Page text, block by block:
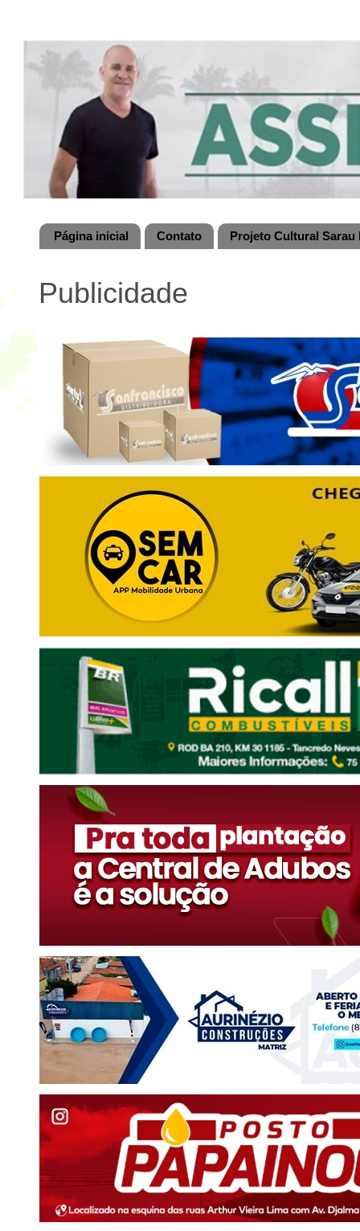
Página inicial Contato Projeto Cultural
Publicidade